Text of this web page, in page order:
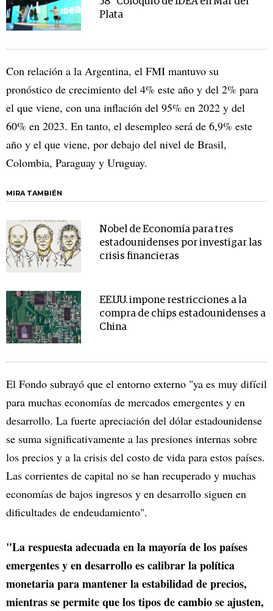
Plata
Con relación a la Argentina, el FMI mantuvo su
pronóstico de crecimiento del 4% este año y del 2% para
el que viene, con una inflación del 95% en 2022 y del
60% en 2023. En tanto, el desempleo será de 6,9% este
año y el que viene, por debajo del nivel de Brasil,
Colombia, Paraguay y Uruguay.
MIRA TAMBIÉN
Nobel de Economía para tres
estadounidenses por investigar las
crisis financieras
EE.UU. impone restricciones a la
compra de chips estadounidenses a
China
El Fondo subrayó que el entorno externo "ya es muy difícil
para muchas economías de mercados emergentes y en
desarrollo. La fuerte apreciación del dólar estadounidense
se suma significativamente a las presiones internas sobre
los precios y a la crisis del costo de vida para estos países.
Las corrientes de capital no se han recuperado y muchas
economías de bajos ingresos y en desarrollo siguen en
dificultades de endeudamiento".
"La respuesta adecuada en la mayoría de los países
emergentes y en desarrollo es calibrar la política
monetaria para mantener la estabilidad de precios,
mientras se permite que los tipos de cambio se ajusten,